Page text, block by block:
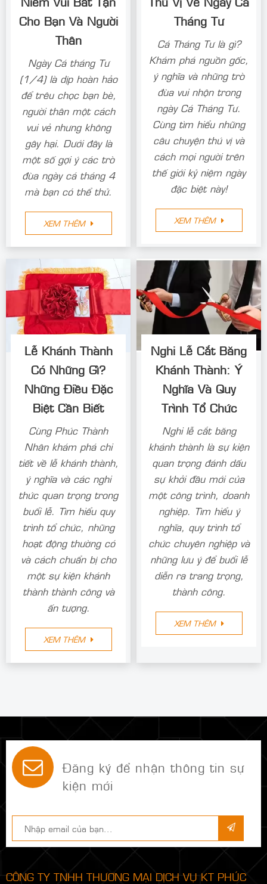
Cho Bạn Và Người
Thân
Ngày Cá tháng Tư
(1/4) là dịp hoàn hảo
để trêu chọc bạn bè,
người thân một cách
vui vẻ nhưng không
gây hại. Dưới đây là
một số gợi ý các trò
đùa ngày cá tháng 4
mà bạn có thể thử.
XEM THÊM
Tháng Tư
Cá Tháng Tư là gì?
Khám phá nguồn gốc,
ý nghĩa và những trò
đùa vui nhộn trong
ngày Cá Tháng Tư.
Cùng tìm hiểu những
câu chuyện thú vị và
cách mọi người trên
thế giới kỷ niệm ngày
đặc biệt này!
XEM THÊM
Lễ Khánh Thành
Có Những Gì?
Những Điều Đặc
Biệt Cần Biết
Cùng Phúc Thành
Nhân khám phá chi
tiết về lễ khánh thành,
ý nghĩa và các nghi
thức quan trọng trong
buổi lễ. Tìm hiểu quy
trình tổ chức, những
hoạt động thường có
và cách chuẩn bị cho
một sự kiện khánh
thành thành công và
ấn tượng.
XEM THÊM
Nghi Lễ Cắt Băng
Khánh Thành: Ý
Nghĩa Và Quy
Trình Tổ Chức
Nghi lễ cắt băng
khánh thành là sự kiện
quan trọng đánh dấu
sự khởi đầu mới của
một công trình, doanh
nghiệp. Tìm hiểu ý
nghĩa, quy trình tổ
chức chuyên nghiệp và
những lưu ý để buổi lễ
diễn ra trang trọng,
thành công.
XEM THÊM
Đăng ký để nhận thông tin sự
kiện mới
CÔNG TY TNHH THƯƠNG MẠI DỊCH VỤ KT PHÚC